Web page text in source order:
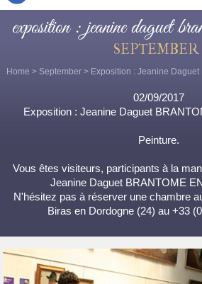
exposition : jeanine daguet
SEPTEMBER
Home > September > Exposition : Jeanine Daguet
02/09/2017
Exposition : Jeanine Daguet
Peinture.
Vous êtes visiteurs, participants à la
Jeanine Daguet BRANTOME
N'hésitez pas à réserver une chambre
Biras en Dordogne (24) au +33